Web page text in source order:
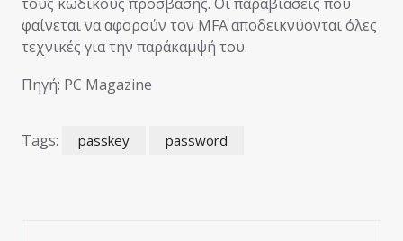
φαίνεται να αφορούν τον MFA αποδεικνύονται όλες
τεχνικές για την παράκαμψή του.
Πηγή: PC Magazine
Tags: passkey password